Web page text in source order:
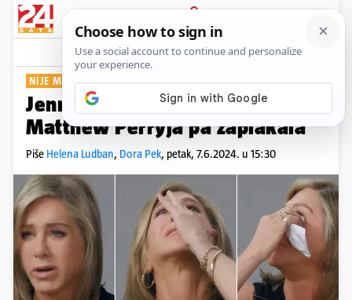
PRIJAVA
Show Komentari
NIJE MOGLA SKRITI EMOCIJE
Jennifer Aniston prisjetila se
Matthew Perryja pa zaplakala
Piše Helena Ludban, Dora Pek, petak, 7.6.2024. u 15:30